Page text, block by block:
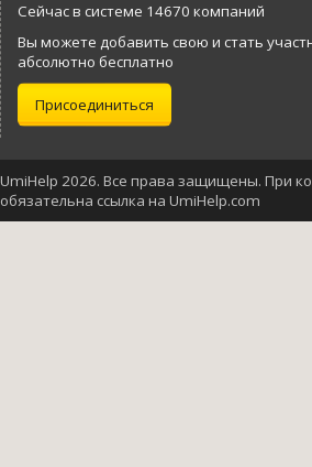
Сейчас в системе 14670 компаний
Вы можете добавить свою и стать
абсолютно бесплатно
Присоединиться
UmiHelp 2026. Все права защищены. При
обязательна ссылка на UmiHelp.com